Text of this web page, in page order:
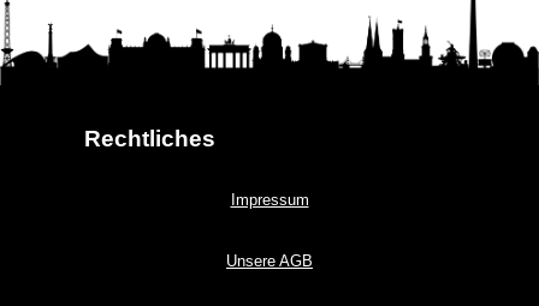
Rechtliches
Impressum
Unsere AGB